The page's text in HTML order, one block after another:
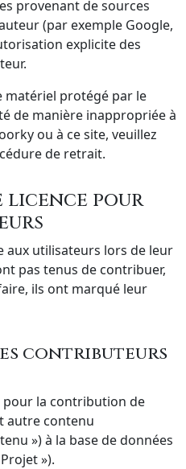
provenant de sources
(par exemple Google,
explicite des
matériel protégé par le
de manière inappropriée à
ou à ce site, veuillez
de retrait.
licence pour
aux utilisateurs lors de leur
pas tenus de contribuer,
ils ont marqué leur
contributeurs
la contribution de
autre contenu
») à la base de données
»).